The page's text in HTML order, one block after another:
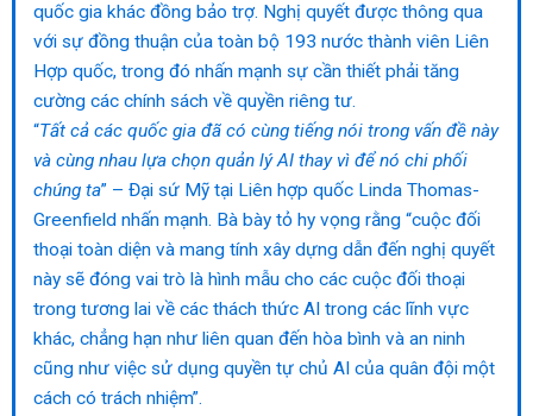
quốc gia khác đồng bảo trợ. Nghị quyết được thông qua
với sự đồng thuận của toàn bộ 193 nước thành viên Liên
Hợp quốc, trong đó nhấn mạnh sự cần thiết phải tăng
cường các chính sách về quyền riêng tư.
“Tất cả các quốc gia đã có cùng tiếng nói trong vấn đề này
và cùng nhau lựa chọn quản lý AI thay vì để nó chi phối
chúng ta” – Đại sứ Mỹ tại Liên hợp quốc Linda Thomas-
Greenfield nhấn mạnh. Bà bày tỏ hy vọng rằng “cuộc đối
thoại toàn diện và mang tính xây dựng dẫn đến nghị quyết
này sẽ đóng vai trò là hình mẫu cho các cuộc đối thoại
trong tương lai về các thách thức AI trong các lĩnh vực
khác, chẳng hạn như liên quan đến hòa bình và an ninh
cũng như việc sử dụng quyền tự chủ AI của quân đội một
cách có trách nhiệm”.